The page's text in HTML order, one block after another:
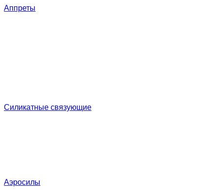
Аппреты
Силикатные связующие
Аэросилы